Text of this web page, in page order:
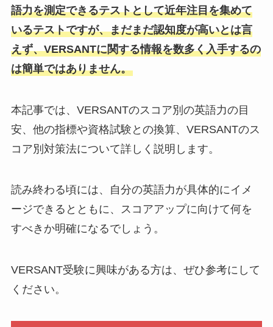
語力を測定できるテストとして近年注目を集めて
いるテストですが、まだまだ認知度が高いとは言
えず、VERSANTに関する情報を数多く入手するの
は簡単ではありません。
本記事では、VERSANTのスコア別の英語力の目
安、他の指標や資格試験との換算、VERSANTのス
コア別対策法について詳しく説明します。
読み終わる頃には、自分の英語力が具体的にイメ
ージできるとともに、スコアアップに向けて何を
すべきか明確になるでしょう。
VERSANT受験に興味がある方は、ぜひ参考にして
ください。